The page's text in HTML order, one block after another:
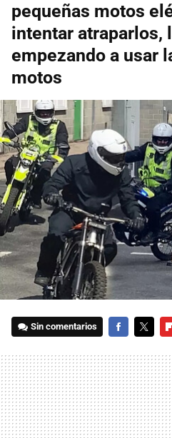
pequeñas motos
intentar atraparlos,
empezando a usar
motos
Sin comentarios